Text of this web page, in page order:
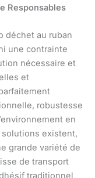
Responsables
déchet au ruban
une contrainte
nécessaire et
et
robustesse
en
existent,
grande variété de
de transport
traditionnel